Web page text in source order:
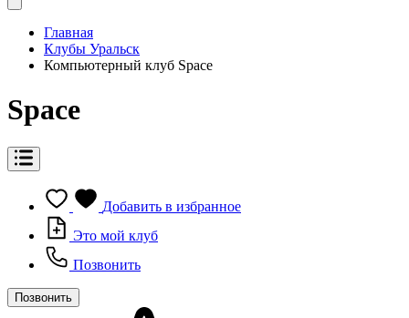
Главная
Клубы Уральск
Компьютерный клуб Space
Space
Добавить в избранное
Это мой клуб
Позвонить
Позвонить